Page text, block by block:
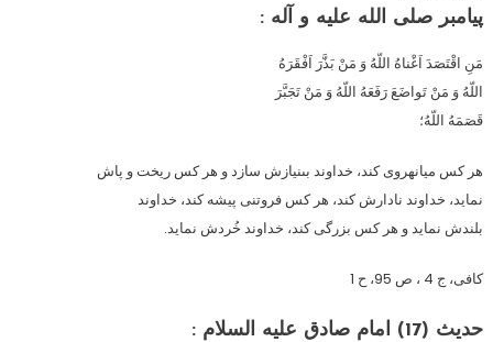
پيامبر صلى ‏الله ‏عليه ‏و ‏آله :
مَنِ اقْتَصَدَ اَغْناهُ اللّه‏ُ وَ مَنْ بَذَّرَ اَفْقَرَهُ
اللّه‏ُ وَ مَنْ تَواضَعَ رَفَعَهُ اللّه‏ُ وَ مَنْ تَجَبَّرَ
قَصَمَهُ اللّه‏ُ؛
هر كس ميانه‏روى كند، خداوند بى‏نيازش سازد و هر كس ريخت و پاش
نمايد، خداوند نادارش كند، هر كس فروتنى پيشه كند، خداوند
بلندش نمايد و هر كس بزرگى كند، خداوند خُردش نمايد.
كافى، ج 4 ، ص 95، ح 1
حدیث (17) امام صادق عليه ‏السلام :